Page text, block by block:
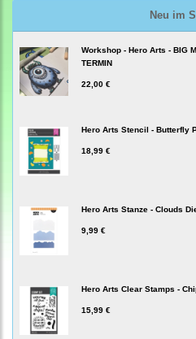
Neu im
Workshop - Hero Arts - BIG
TERMIN
22,00 €
Hero Arts Stencil - Butterfly
18,99 €
Hero Arts Stanze - Clouds
9,99 €
Hero Arts Clear Stamps -
15,99 €